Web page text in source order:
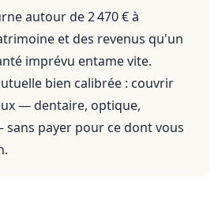
autour de 2 470 €à
et des revenus qu'un
imprévu entame vite.
bien calibrée : couvrir
— dentaire, optique,
payer pour ce dont vous